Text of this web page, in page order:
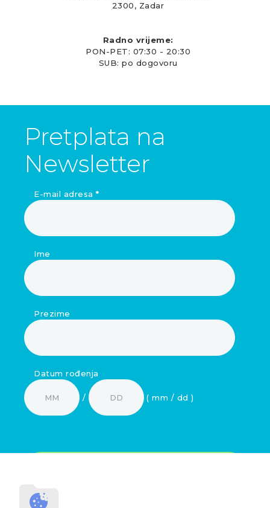
2300, Zadar
Radno vrijeme:
PON-PET: 07:30 - 20:30
SUB: po dogovoru
Pretplata na
Newsletter
E-mail adresa *
Ime
Prezime
Datum rođenja
/ ( mm / dd )